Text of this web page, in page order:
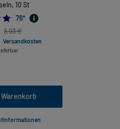
10 St
4.947368421052632
76*
3,93 €
Versandkosten
Warenkorb